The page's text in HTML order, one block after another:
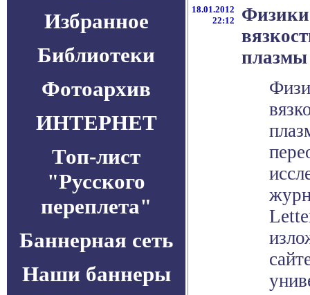
Избранное
Библиотеки
Фотоархив
ИНТЕРНЕТ
Топ-лист
"Русского
переплета"
Баннерная сеть
Наши баннеры
18.01.2012
22:12
Физики
плазмы